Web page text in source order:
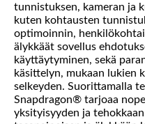
tunnistuksen, kameran ja
kuten kohtausten
optimoinnin,
älykkäät sovellus
käyttäytyminen, sekä
käsittelyn, mukaan lukien
selkeyden. Suorittamalla
Snapdragon® tarjoaa
yksityisyyden ja